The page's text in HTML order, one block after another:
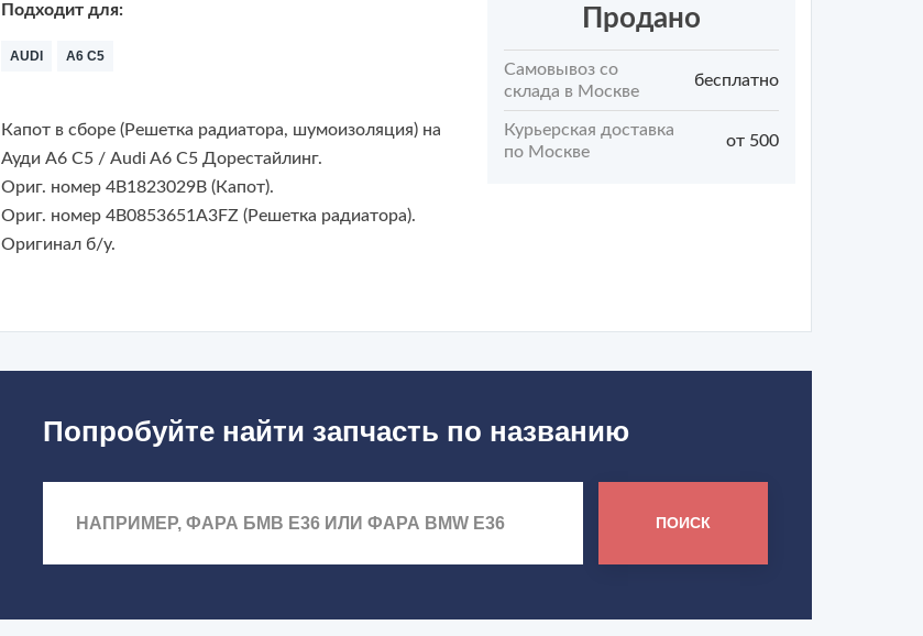
Подходит для:
AUDI A6 C5
Капот в сборе (Решетка радиатора, шумоизоляция) на
Ауди А6 С5 / Audi A6 C5Дорестайлинг.
Ориг. номер 4B1823029B (Капот).
Ориг. номер 4B0853651A3FZ (Решетка радиатора).
Оригинал б/у.
Продано
Самовывоз со
склада в Москве
бесплатно
Курьерская доставка
по Москве
от 500
Попробуйте найти запчасть по названию
ПОИСК